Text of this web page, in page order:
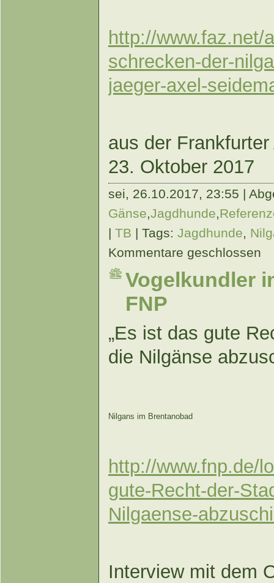
http://www.faz.net/
schrecken-der-
jaeger-axel-
aus der
23. Oktober 2017
sei, 26.10.2017, 23:55 |
Gänse,Jagdhunde,
| TB | Tags: Jagdhunde,
Kommentare geschlossen
Vogelkundler
FNP
„Es ist das gute
die Nilgänse
Nilgans im Brentanobad
http://www.fnp.de/
gute-Recht-der-
Nilgaense-
Interview mit dem